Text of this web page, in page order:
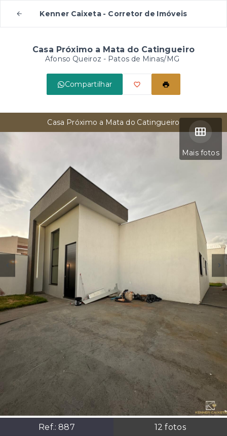
Kenner Caixeta - Corretor de Imóveis
Casa Próximo a Mata do Catingueiro
Afonso Queiroz - Patos de Minas/MG
Compartilhar
Mais fotos
Ref.:887 12 fotos
Casa Próximo a Mata do Catingueiro